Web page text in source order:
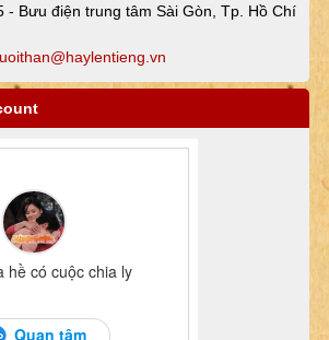
- Bưu điện trung tâm Sài Gòn, Tp. Hồ Chí